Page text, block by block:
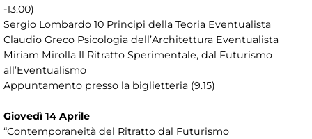
-13.00)
Sergio Lombardo 10 Principi della Teoria Eventualista
Claudio Greco Psicologia dell’Architettura Eventualista
Miriam Mirolla Il Ritratto Sperimentale, dal Futurismo
all’Eventualismo
Appuntamento presso la biglietteria (9.15)
Giovedì 14 Aprile
“Contemporaneità del Ritratto dal Futurismo